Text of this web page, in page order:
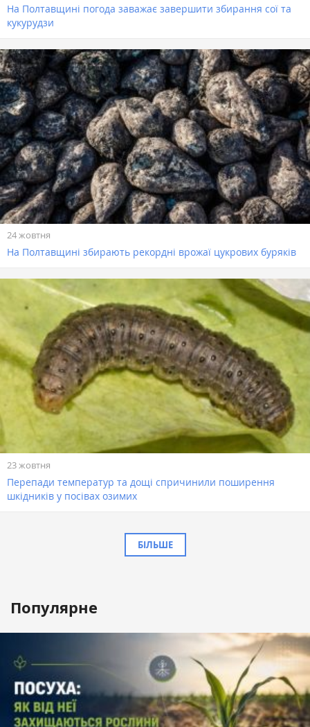
На Полтавщині погода заважає завершити збирання сої та
кукурудзи
24 жовтня
На Полтавщині збирають рекордні врожаї цукрових буряків
23 жовтня
Перепади температур та дощі спричинили поширення
шкідників у посівах озимих
БІЛЬШЕ
Популярне